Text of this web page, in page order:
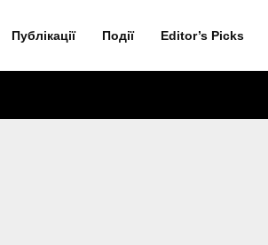
Публікації Події Editor’s Picks